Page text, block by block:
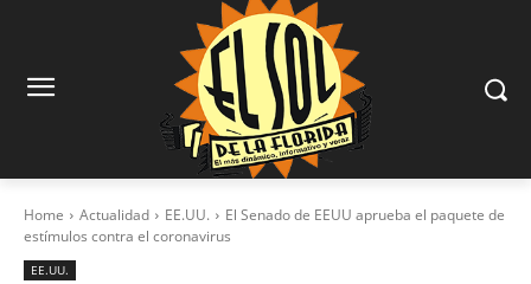
Home Actualidad EE.UU.
El Senado de EEUU aprueba el paquete de
estímulos contra el coronavirus
EE.UU.